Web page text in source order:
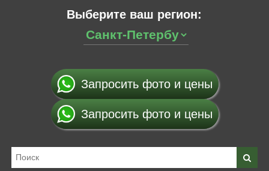
Выберите ваш регион:
Запросить фото и цены
Запросить фото и цены